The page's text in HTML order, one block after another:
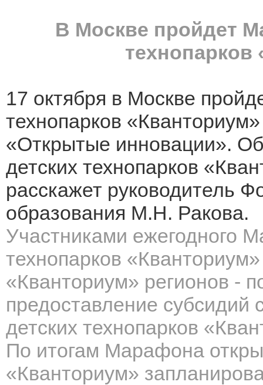
В Москве пройдет
технопарков
17 октября в Москве
технопарков
«Открытые инновации».
детских технопарков
расскажет руководитель
образования М.Н. Ракова.
Участниками ежегодного
технопарков
«Кванториум» регионов -
предоставление субсидий
детских технопарков
По итогам Марафона
«Кванториум»